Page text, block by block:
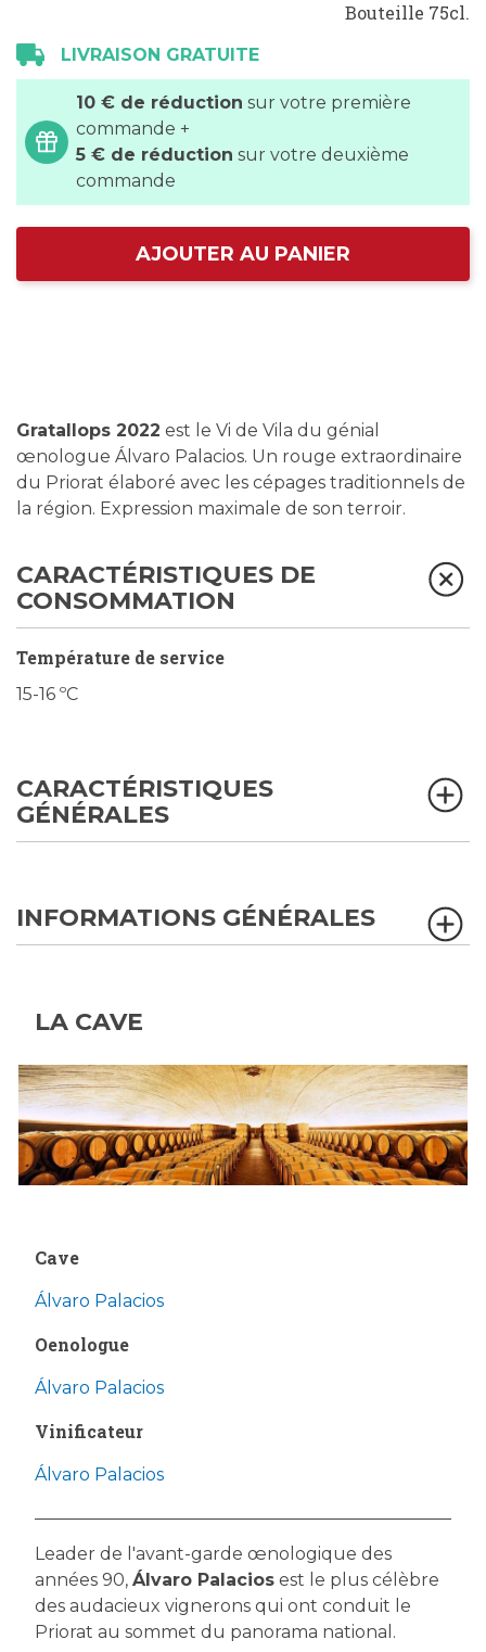
Bouteille 75cl.
LIVRAISON GRATUITE
10 € de réduction sur votre première
commande +
5 € de réduction sur votre deuxième
commande
AJOUTER AU PANIER
Gratallops 2022 est le Vi de Vila du génial
œnologue Álvaro Palacios. Un rouge extraordinaire
du Priorat élaboré avec les cépages traditionnels de
la région. Expression maximale de son terroir.
CARACTÉRISTIQUES DE
CONSOMMATION
Température de service
15-16 ºC
CARACTÉRISTIQUES
GÉNÉRALES
INFORMATIONS GÉNÉRALES
LA CAVE
Cave
Álvaro Palacios
Oenologue
Álvaro Palacios
Vinificateur
Álvaro Palacios
Leader de l'avant-garde œnologique des
années 90, Álvaro Palacios est le plus célèbre
des audacieux vignerons qui ont conduit le
Priorat au sommet du panorama national.